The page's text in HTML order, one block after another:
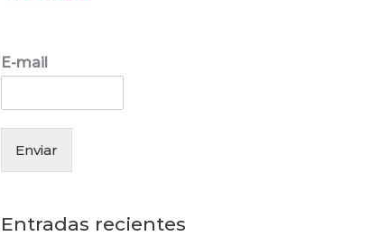
r
:
E-mail
Enviar
Entradas recientes